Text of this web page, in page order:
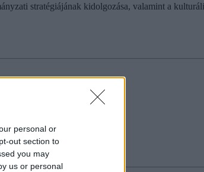
personal or
out section to
you may
us or personal
stratégiájának kidolgozása, valamint a